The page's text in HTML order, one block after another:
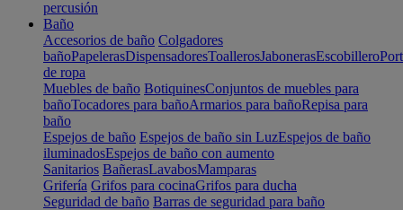
percusión
Baño
Accesorios de baño Colgadores
bañoPapelerasDispensadoresToallerosJabonerasEscobillero
de ropa
Muebles de baño BotiquinesConjuntos de muebles para
bañoTocadores para bañoArmarios para bañoRepisa para
baño
Espejos de baño Espejos de baño sin LuzEspejos de baño
iluminadosEspejos de baño con aumento
Sanitarios BañerasLavabosMamparas
Grifería Grifos para cocinaGrifos para ducha
Seguridad de baño Barras de seguridad para baño